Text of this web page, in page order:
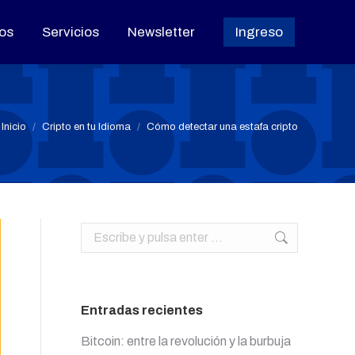
Servicios Newsletter Ingreso
Estás aquí:
Inicio Cripto en tu Idioma Cómo detectar una estafa cripto
Buscar:
Entradas recientes
Bitcoin: entre la revolución y la burbuja
Servicios Newsletter Ingreso